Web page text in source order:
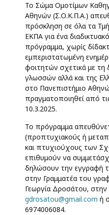
Το Σώμα Ομοτίμων
Αθηνών (Σ.Ο.Κ.Π.Α.)
πρόσκληση σε όλα τα
ΕΚΠΑ για ένα
πρόγραμμα, χωρίς
εμπεριστατωμένη
φοιτητών σχετικά με τη
γλωσσών αλλά και της
στο Πανεπιστήμιο
πραγματοποιηθεί από
10.3.2025.
Το πρόγραμμα
(προπτυχιακούς ή
και πτυχιούχους των
επιθυμούν να
δηλώσουν την εγγραφή
στην Γραμματέα του
Γεωργία Δροσάτου, στην
gdrosatou@gmail.com ή
6974006084.